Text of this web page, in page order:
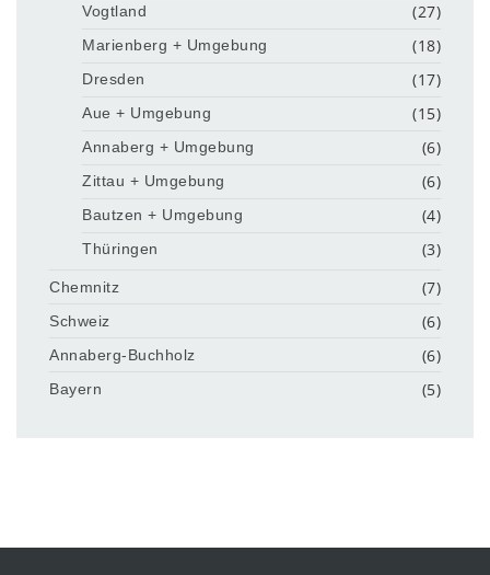
Vogtland (27)
Marienberg + Umgebung (18)
Dresden (17)
Aue + Umgebung (15)
Annaberg + Umgebung (6)
Zittau + Umgebung (6)
Bautzen + Umgebung (4)
Thüringen (3)
Chemnitz (7)
Schweiz (6)
Annaberg-Buchholz (6)
Bayern (5)